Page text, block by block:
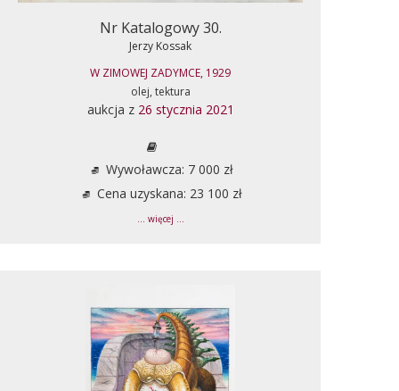
Nr Katalogowy 30.
Jerzy Kossak
W ZIMOWEJ ZADYMCE, 1929
olej, tektura
aukcja z 26 stycznia 2021
Wywoławcza: 7 000 zł
Cena uzyskana: 23 100 zł
... więcej ...